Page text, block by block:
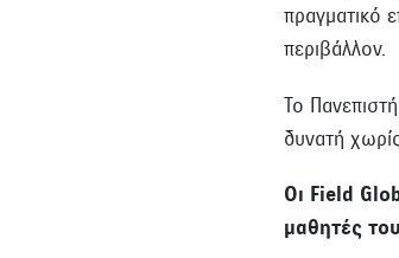
πραγματικό
περιβάλλον.
Το
δυνατή
Οι Field
μαθητές